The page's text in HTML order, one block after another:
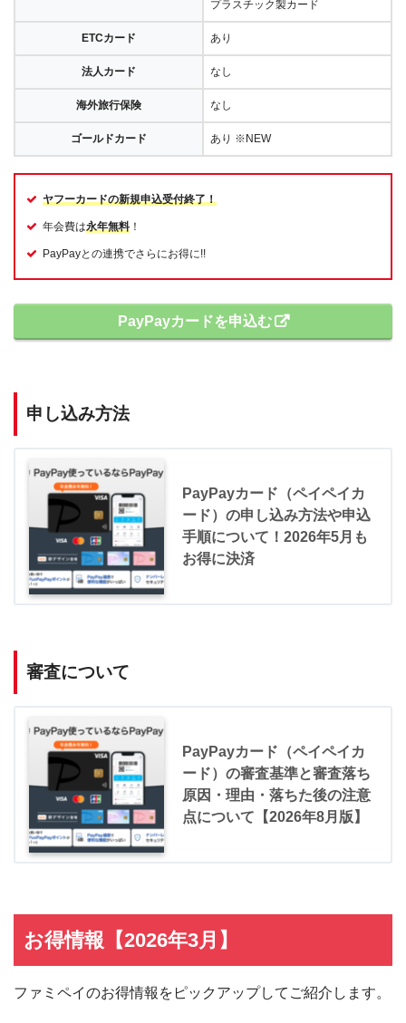
プラスチック製カード
ETCカード あり
法人カード なし
海外旅行保険 なし
ゴールドカード あり ※NEW
ヤフーカードの新規申込受付終了！
年会費は永年無料 ！
PayPayとの連携でさらにお得に!!
PayPayカードを申込む
申し込み方法
PayPayカード（ペイペイカ
ード）の申し込み方法や申込
手順について！2026年5月も
お得に決済
審査について
PayPayカード（ペイペイカ
ード）の審査基準と審査落ち
原因・理由・落ちた後の注意
点について【2026年8月版】
お得情報【2026年3月】
ファミペイのお得情報をピックアップしてご紹介します。